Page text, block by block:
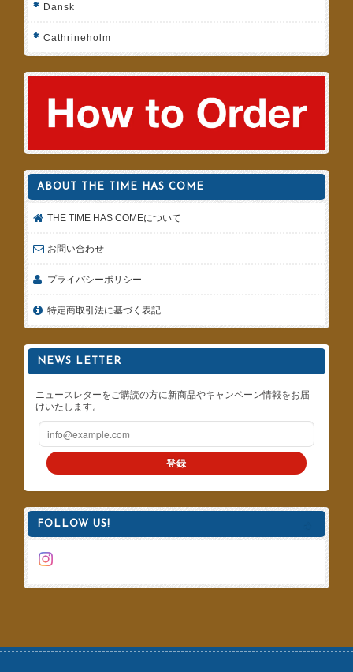
Dansk
Cathrineholm
ABOUT THE TIME HAS COME
THE TIME HAS COMEについて
お問い合わせ
プライバシーポリシー
特定商取引法に基づく表記
NEWS LETTER
ニュースレターをご購読の方に新商品やキャンペーン情報をお届
けいたします。
登録
FOLLOW US!